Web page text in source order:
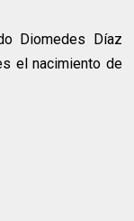
Diomedes Díaz
el nacimiento de